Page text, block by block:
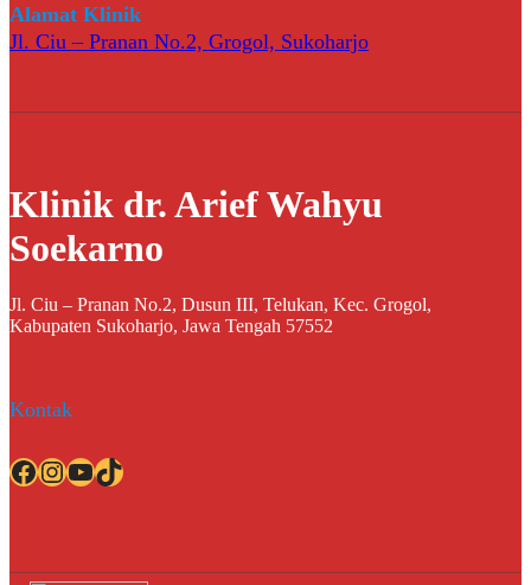
Alamat Klinik
Jl. Ciu – Pranan No.2, Grogol, Sukoharjo
Klinik dr. Arief Wahyu
Soekarno
Jl. Ciu – Pranan No.2, Dusun III, Telukan, Kec. Grogol,
Kabupaten Sukoharjo, Jawa Tengah 57552
Kontak
Facebook InstagramYouTube TikTok